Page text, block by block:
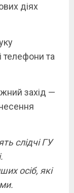
діях
телефони та
захід —
слідчі ГУ
осіб, які